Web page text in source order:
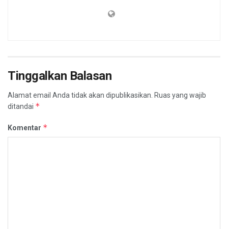
Tinggalkan Balasan
Alamat email Anda tidak akan dipublikasikan. Ruas yang wajib
ditandai *
Komentar *